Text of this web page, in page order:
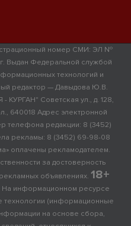
номер СМИ: ЭЛ №
Выдан Федеральной службой
технологий и
редактор — Давыдова Ю.В.
Советская ул., д. 128,
640018 Адрес электронной
телефона редакции: 8 (3452)
рекламы: 8 (3452) 69-98-08
оплачены рекламодателем.
за достоверность
объявлениях. 18+
На информационном ресурсе
технологии (информационные
на основе сбора,